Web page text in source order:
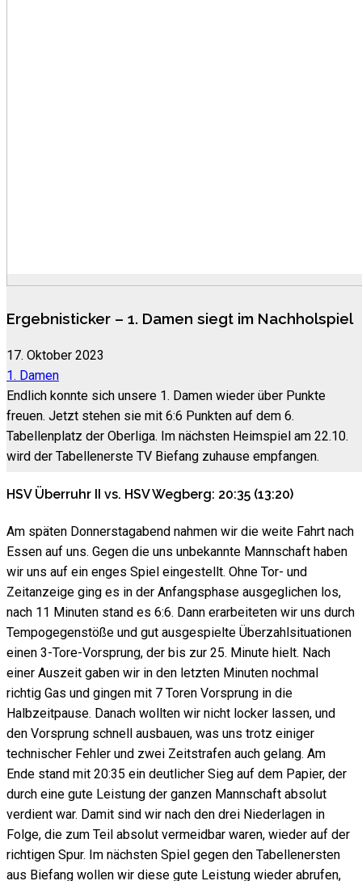
Ergebnisticker – 1. Damen siegt im Nachholspiel
17. Oktober 2023
1. Damen
Endlich konnte sich unsere 1. Damen wieder über Punkte
freuen. Jetzt stehen sie mit 6:6 Punkten auf dem 6.
Tabellenplatz der Oberliga. Im nächsten Heimspiel am 22.10.
wird der Tabellenerste TV Biefang zuhause empfangen.
HSV Überruhr II vs. HSV Wegberg: 20:35 (13:20)
Am späten Donnerstagabend nahmen wir die weite Fahrt nach
Essen auf uns. Gegen die uns unbekannte Mannschaft haben
wir uns auf ein enges Spiel eingestellt. Ohne Tor- und
Zeitanzeige ging es in der Anfangsphase ausgeglichen los,
nach 11 Minuten stand es 6:6. Dann erarbeiteten wir uns durch
Tempogegenstöße und gut ausgespielte Überzahlsituationen
einen 3-Tore-Vorsprung, der bis zur 25. Minute hielt. Nach
einer Auszeit gaben wir in den letzten Minuten nochmal
richtig Gas und gingen mit 7 Toren Vorsprung in die
Halbzeitpause. Danach wollten wir nicht locker lassen, und
den Vorsprung schnell ausbauen, was uns trotz einiger
technischer Fehler und zwei Zeitstrafen auch gelang. Am
Ende stand mit 20:35 ein deutlicher Sieg auf dem Papier, der
durch eine gute Leistung der ganzen Mannschaft absolut
verdient war. Damit sind wir nach den drei Niederlagen in
Folge, die zum Teil absolut vermeidbar waren, wieder auf der
richtigen Spur. Im nächsten Spiel gegen den Tabellenersten
aus Biefang wollen wir diese gute Leistung wieder abrufen,